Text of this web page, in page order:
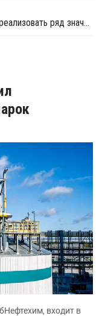
Правительство Казахстана стремится реализовать ряд значимых проектов нефтегазохимической отрасли
входит в